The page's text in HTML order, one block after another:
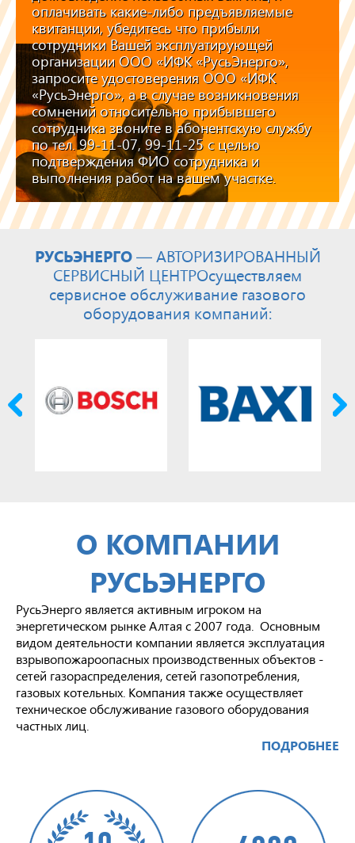
оплачивать какие-либо предъявляемые
квитанции, убедитесь что прибыли
сотрудники Вашей эксплуатирующей
организации ООО «ИФК «РусьЭнерго»,
запросите удостоверения ООО «ИФК
«РусьЭнерго», а в случае возникновения
сомнений относительно прибывшего
сотрудника звоните в абонентскую службу
по тел. 99-11-07, 99-11-25 с целью
подтверждения ФИО сотрудника и
выполнения работ на вашем участке.
РУСЬЭНЕРГО— АВТОРИЗИРОВАННЫЙ
СЕРВИСНЫЙ ЦЕНТРОсуществляем
сервисное обслуживание газового
оборудования компаний:
О КОМПАНИИ
РУСЬЭНЕРГО
РусьЭнерго является активным игроком на
энергетическом рынке Алтая с 2007 года. Основным
видом деятельности компании является эксплуатация
взрывопожароопасных производственных объектов -
сетей газораспределения, сетей газопотребления,
газовых котельных. Компания также осуществляет
техническое обслуживание газового оборудования
частных лиц.
ПОДРОБНЕЕ